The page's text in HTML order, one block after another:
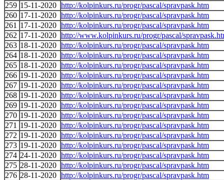
259 15-11-2020 http://kolpinkurs.ru/progr/pascal/spravpask.htm
260 17-11-2020 http://kolpinkurs.ru/progr/pascal/spravpask.htm
261 17-11-2020 http://kolpinkurs.ru/progr/pascal/spravpask.htm
262 17-11-2020 http://www.kolpinkurs.ru/progr/pascal/
263 18-11-2020 http://kolpinkurs.ru/progr/pascal/spravpask.htm
264 18-11-2020 http://kolpinkurs.ru/progr/pascal/spravpask.htm
265 18-11-2020 http://kolpinkurs.ru/progr/pascal/spravpask.htm
266 19-11-2020 http://kolpinkurs.ru/progr/pascal/spravpask.htm
267 19-11-2020 http://kolpinkurs.ru/progr/pascal/spravpask.htm
268 19-11-2020 http://kolpinkurs.ru/progr/pascal/spravpask.htm
269 19-11-2020 http://kolpinkurs.ru/progr/pascal/spravpask.htm
270 19-11-2020 http://kolpinkurs.ru/progr/pascal/spravpask.htm
271 19-11-2020 http://kolpinkurs.ru/progr/pascal/spravpask.htm
272 19-11-2020 http://kolpinkurs.ru/progr/pascal/spravpask.htm
273 19-11-2020 http://kolpinkurs.ru/progr/pascal/spravpask.htm
274 24-11-2020 http://kolpinkurs.ru/progr/pascal/spravpask.htm
275 28-11-2020 http://kolpinkurs.ru/progr/pascal/spravpask.htm
276 28-11-2020 http://kolpinkurs.ru/progr/pascal/spravpask.htm